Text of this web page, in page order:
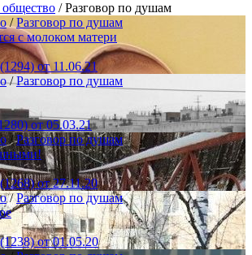
/ Разговор по душам
/Разговор по душам
с молоком матери
от 11.06.21
/Разговор по душам
от 05.03.21
/Разговор по душам
от 27.11.20
/Разговор по душам
от 01.05.20